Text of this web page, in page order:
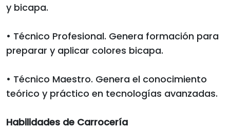
y bicapa.
• Técnico Profesional. Genera formación para
preparar y aplicar colores bicapa.
• Técnico Maestro. Genera el conocimiento
teórico y práctico en tecnologías avanzadas.
Habilidades de Carrocería